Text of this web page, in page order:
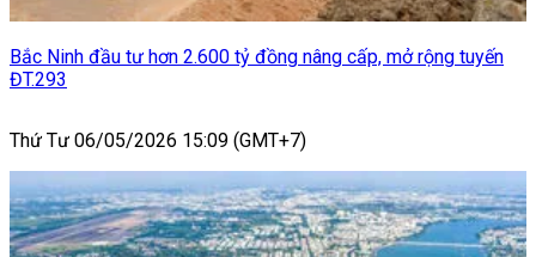
Bắc Ninh đầu tư hơn 2.600 tỷ đồng nâng cấp, mở rộng tuyến
ĐT.293
Thứ Tư 06/05/2026 15:09 (GMT+7)